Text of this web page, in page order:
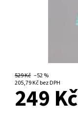
529 Kč –52 %
205,79 Kč bez DPH
249 Kč